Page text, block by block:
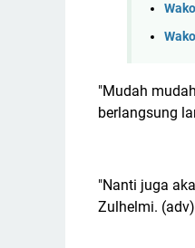
"Mudah
berlangsung
"Nanti juga
Zulhelmi. (adv)